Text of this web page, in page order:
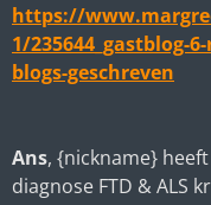
https://
1/235644_gastblog-
blogs-geschreven
Ans, {nickname}
diagnose FTD & ALS